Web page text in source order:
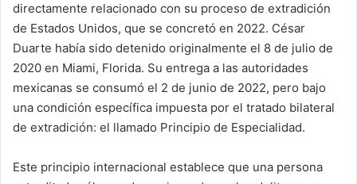
directamente relacionado con su proceso de extradición
de Estados Unidos, que se concretó en 2022. César
Duarte había sido detenido originalmente el 8 de julio de
2020 en Miami, Florida. Su entrega a las autoridades
mexicanas se consumó el 2 de junio de 2022, pero bajo
una condición específica impuesta por el tratado bilateral
de extradición: el llamado Principio de Especialidad.
Este principio internacional establece que una persona